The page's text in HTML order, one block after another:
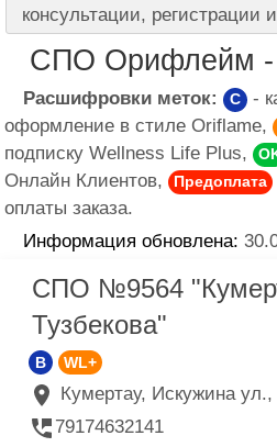
консультации, регистрации
СПО Орифлейм -
Расшифровки меток: C -
оформление в стиле Oriflame,
подписку Wellness Life Plus,
Онлайн Клиентов, Предоплата
оплаты заказа.
Информация обновлена:
СПО №9564
Тузбекова"
B WL+
Кумертау, Искужина
79174632141